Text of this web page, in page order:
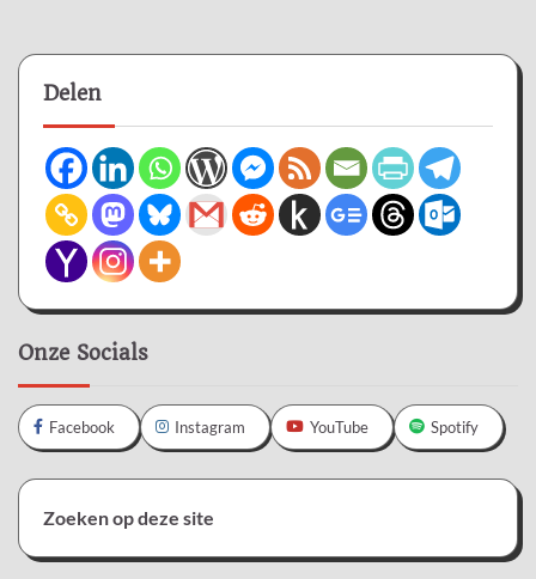
Delen
Onze Socials
Facebook Instagram YouTube Spotify
Zoeken op deze site